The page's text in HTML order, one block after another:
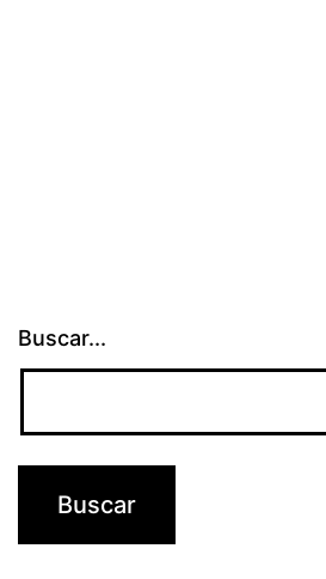
Buscar...